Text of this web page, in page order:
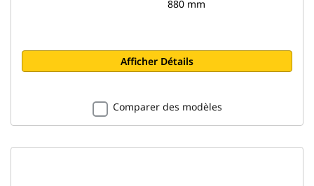
880 mm
Afficher Détails
Comparer des modèles